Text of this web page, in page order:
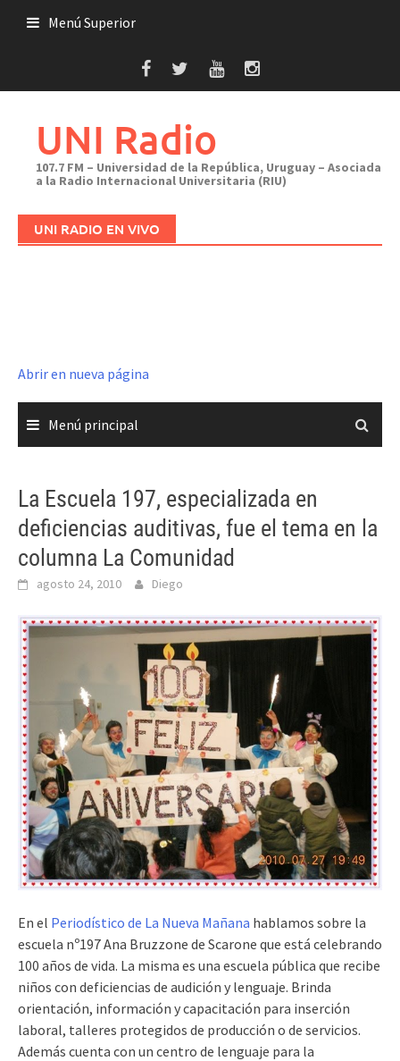
Menú Superior
UNI Radio
107.7 FM – Universidad de la República, Uruguay – Asociada
a la Radio Internacional Universitaria (RIU)
UNI RADIO EN VIVO
Abrir en nueva página
Menú principal
La Escuela 197, especializada en
deficiencias auditivas, fue el tema en la
columna La Comunidad
agosto 24, 2010 Diego
En el Periodístico de La Nueva Mañana hablamos sobre la
escuela nº197 Ana Bruzzone de Scarone que está celebrando
100 años de vida. La misma es una escuela pública que recibe
niños con deficiencias de audición y lenguaje. Brinda
orientación, información y capacitación para inserción
laboral, talleres protegidos de producción o de servicios.
Además cuenta con un centro de lenguaje para la